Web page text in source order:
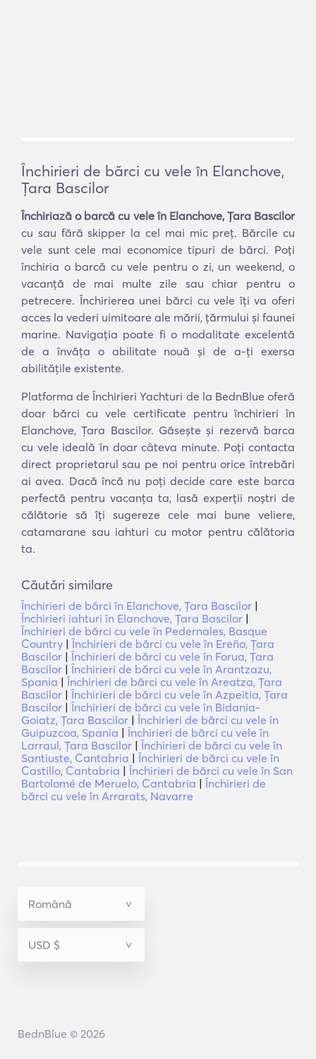
Închirieri de bărci cu vele în Elanchove,
Ţara Bascilor
Închiriază o barcă cu vele în Elanchove, Ţara Bascilor
cu sau fără skipper la cel mai mic preț. Bărcile cu
vele sunt cele mai economice tipuri de bărci. Poți
închiria o barcă cu vele pentru o zi, un weekend, o
vacanță de mai multe zile sau chiar pentru o
petrecere. Închirierea unei bărci cu vele îți va oferi
acces la vederi uimitoare ale mării, țărmului și faunei
marine. Navigația poate fi o modalitate excelentă
de a învăța o abilitate nouă și de a-ți exersa
abilitățile existente.
Platforma de Închirieri Yachturi de la BednBlue oferă
doar bărci cu vele certificate pentru închirieri în
Elanchove, Ţara Bascilor. Găsește și rezervă barca
cu vele ideală în doar câteva minute. Poți contacta
direct proprietarul sau pe noi pentru orice întrebări
ai avea. Dacă încă nu poți decide care este barca
perfectă pentru vacanța ta, lasă experții noștri de
călătorie să îți sugereze cele mai bune veliere,
catamarane sau iahturi cu motor pentru călătoria
ta.
Căutări similare
Închirieri de bărci în Elanchove, Ţara Bascilor |
Închirieri iahturi în Elanchove, Ţara Bascilor |
Închirieri de bărci cu vele în Pedernales, Basque
Country | Închirieri de bărci cu vele în Ereño, Ţara
Bascilor | Închirieri de bărci cu vele în Forua, Ţara
Bascilor | Închirieri de bărci cu vele în Arantzazu,
Spania | Închirieri de bărci cu vele în Areatza, Ţara
Bascilor | Închirieri de bărci cu vele în Azpeitia, Ţara
Bascilor | Închirieri de bărci cu vele în Bidania-
Goiatz, Ţara Bascilor | Închirieri de bărci cu vele în
Guipuzcoa, Spania | Închirieri de bărci cu vele în
Larraul, Ţara Bascilor | Închirieri de bărci cu vele în
Santiuste, Cantabria | Închirieri de bărci cu vele în
Castillo, Cantabria | Închirieri de bărci cu vele în San
Bartolomé de Meruelo, Cantabria | Închirieri de
bărci cu vele în Arrarats, Navarre
BednBlue © 2026